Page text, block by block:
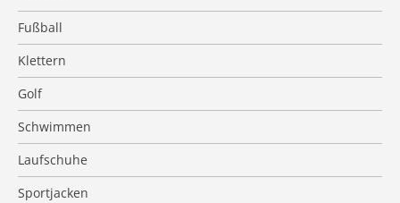
Fußball
Klettern
Golf
Schwimmen
Laufschuhe
Sportjacken